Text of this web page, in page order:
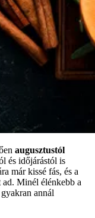
augusztustól
és időjárástól is
már kissé fás, és a
ad. Minél élénkebb a
annál